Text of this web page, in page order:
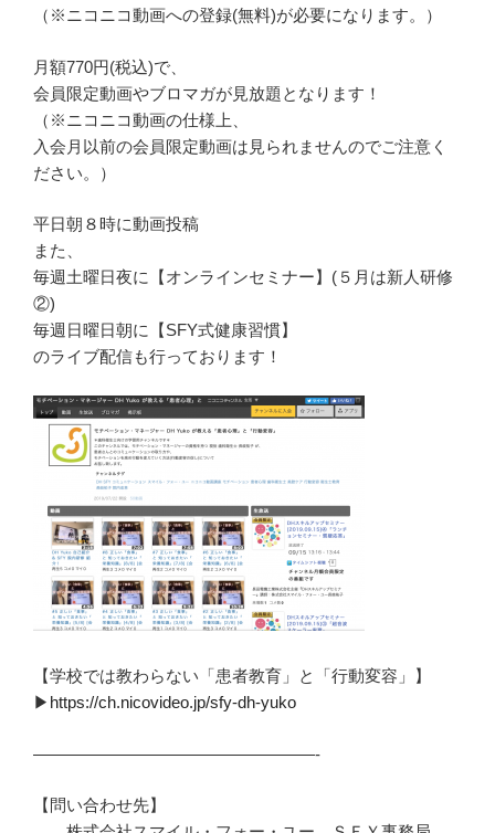
（※ニコニコ動画への登録(無料)が必要になります。）
月額770円(税込)で、
会員限定動画やブロマガが見放題となります！
（※ニコニコ動画の仕様上、
入会月以前の会員限定動画は見られませんのでご注意く
ださい。）
平日朝８時に動画投稿
また、
毎週土曜日夜に【オンラインセミナー】(５月は新人研修
②)
毎週日曜日朝に【SFY式健康習慣】
のライブ配信も行っております！
【学校では教わらない「患者教育」と「行動変容」】
▶︎ https://ch.nicovideo.jp/sfy-dh-yuko
—————————————————-
【問い合わせ先】